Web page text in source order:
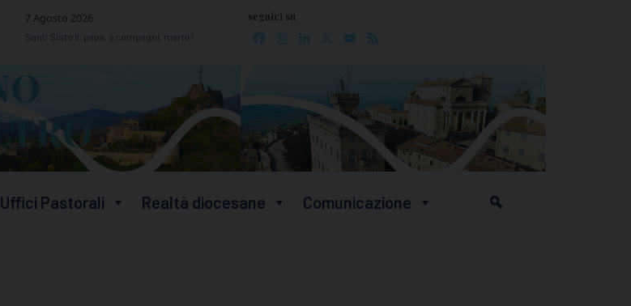
7 Agosto 2026
Santi Sisto II, papa, e compagni, martiri
seguici su
Facebook
Instagram
LinkedIn YouTube
Uffici Pastorali Realtà diocesane Comunicazione